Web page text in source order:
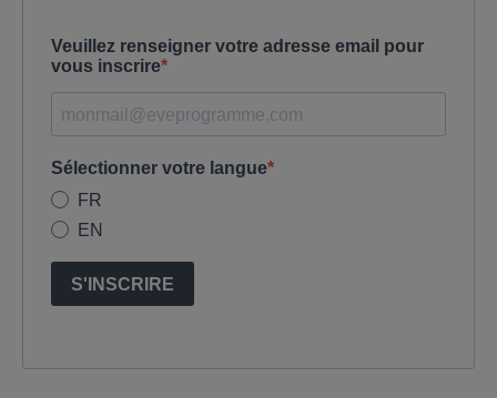
Veuillez renseigner votre adresse email pour
vous inscrire
Sélectionner votre langue
FR
EN
S'INSCRIRE